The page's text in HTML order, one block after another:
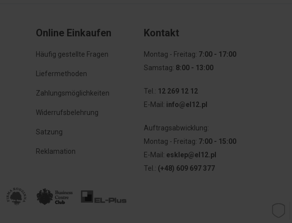
Online Einkaufen
Häufig gestellte Fragen
Liefermethoden
Zahlungsmöglichkeiten
Widerrufsbelehrung
Satzung
Reklamation
Kontakt
Montag - Freitag: 7:00 - 17:00
Samstag: 8:00 - 13:00
Tel.: 12 269 12 12
E-Mail: info@el12.pl
Auftragsabwicklung:
Montag - Freitag: 7:00 - 15:00
E-Mail: esklep@el12.pl
Tel.: (+48) 609 697 377